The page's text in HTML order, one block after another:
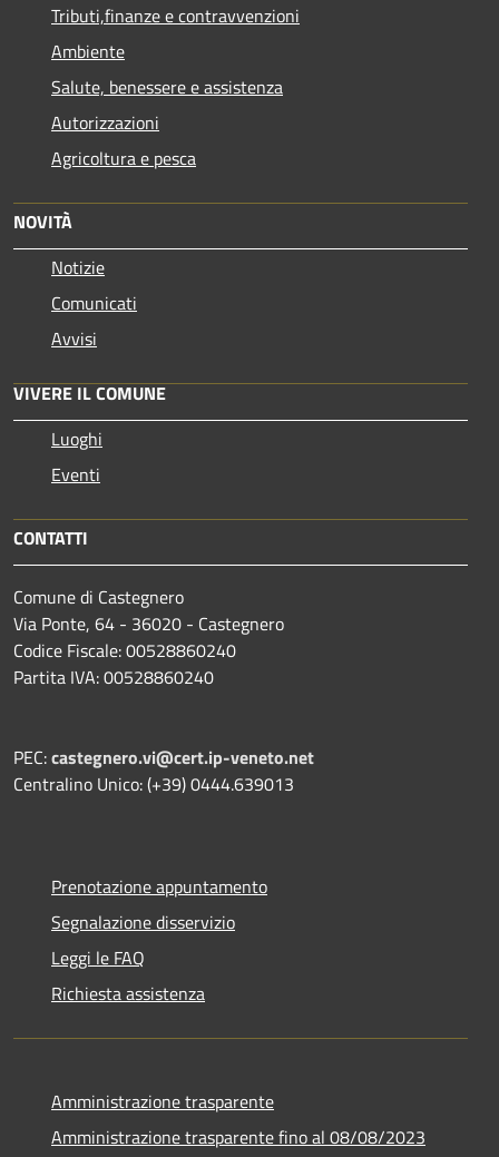
Tributi,finanze e contravvenzioni
Ambiente
Salute, benessere e assistenza
Autorizzazioni
Agricoltura e pesca
NOVITÀ
Notizie
Comunicati
Avvisi
VIVERE IL COMUNE
Luoghi
Eventi
CONTATTI
Comune di Castegnero
Via Ponte, 64 - 36020 - Castegnero
Codice Fiscale: 00528860240
Partita IVA: 00528860240
PEC:castegnero.vi@cert.ip-veneto.net
Centralino Unico: (+39) 0444.639013
Prenotazione appuntamento
Segnalazione disservizio
Leggi le FAQ
Richiesta assistenza
Amministrazione trasparente
Amministrazione trasparente fino al 08/08/2023